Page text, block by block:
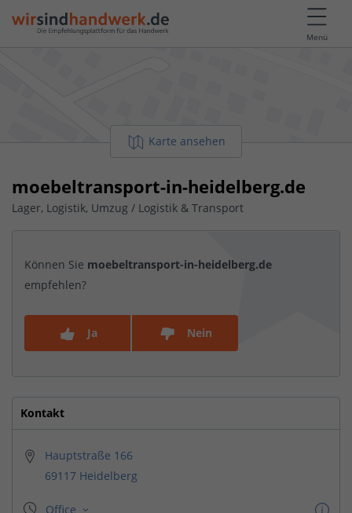
Menü
Karte ansehen
moebeltransport-in-heidelberg.de
Lager, Logistik, Umzug / Logistik & Transport
Können Sie moebeltransport-in-heidelberg.de
empfehlen?
Ja Nein
Kontakt
Hauptstraße 166
69117 Heidelberg